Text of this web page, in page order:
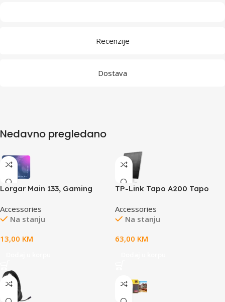
Recenzije
Dostava
Nedavno pregledano
Lorgar Main 133, Gaming
surface, Purple anti-slip
rubber base, size: 360mm x
Accessories
Na stanju
13,00 KM
TP-Link Tapo A200 Tapo
Stop Power, Works with
Tapo battery-powered
C420, and Tapo C400), 4m
Accessories
Na stanju
63,00 KM